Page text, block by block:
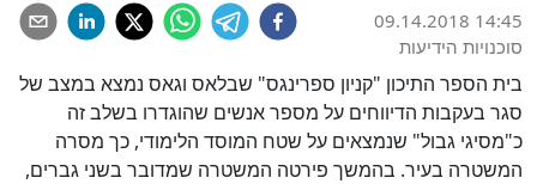
09.14.2018 14:45
סוכנויות הידיעות
בית הספר התיכון "קניון ספרינגס" שבלאס וגאס נמצא במצב של
סגר בעקבות הדיווחים על מספר אנשים שהוגדרו בשלב זה
כ"מסיגי גבול" שנמצאים על שטח המוסד הלימודי, כך מסרה
המשטרה בעיר. בהמשך פירטה המשטרה שמדובר בשני גברים,